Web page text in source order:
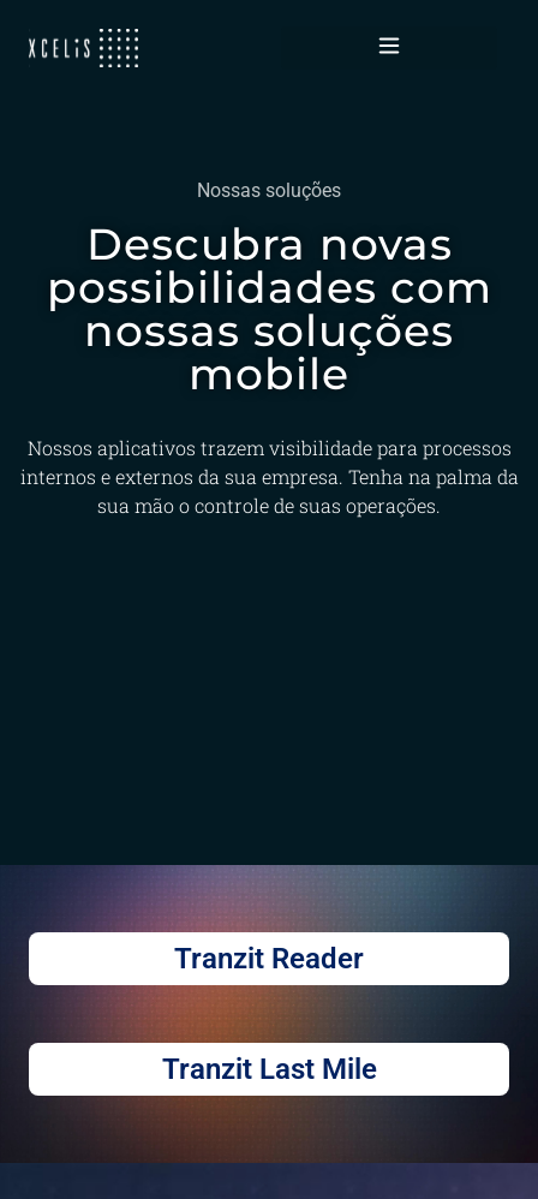
App
Nossas soluções
Descubra novas
possibilidades com
nossas soluções
mobile
Nossos aplicativos trazem visibilidade para processos
internos e externos da sua empresa. Tenha na palma da
sua mão o controle de suas operações.
Tranzit Reader
Tranzit Last Mile